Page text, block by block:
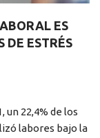
ES
DE ESTRÉS
un 22,4% de los
labores bajo la